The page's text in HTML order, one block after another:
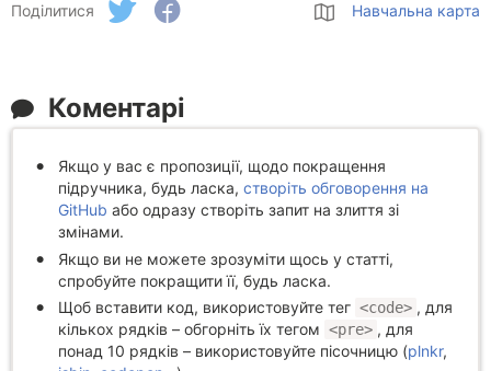
Поділитися Навчальна карта
Коментарі
Якщо у вас є пропозиції, щодо покращення
підручника, будь ласка, створіть обговорення на
GitHub або одразу створіть запит на злиття зі
змінами.
Якщо ви не можете зрозуміти щось у статті,
спробуйте покращити її, будь ласка.
Щоб вставити код, використовуйте тег <code> , для
кількох рядків – обгорніть їх тегом <pre> , для
понад 10 рядків – використовуйте пісочницю (plnkr,